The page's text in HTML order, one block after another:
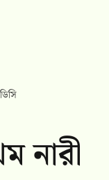
নারী